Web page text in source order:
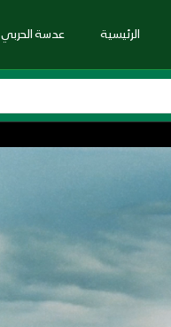
الرئيسية عدسة الحربي